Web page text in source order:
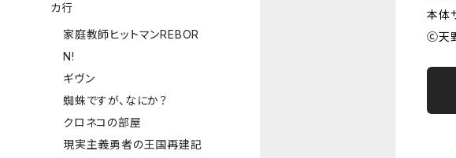
本体
Ⓒ天
カ行
家庭教師ヒットマンREBOR
N!
ギヴン
蜘蛛ですが、なにか？
クロネコの部屋
現実主義勇者の王国再建記